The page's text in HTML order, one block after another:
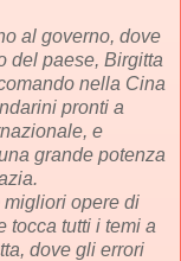
al governo, dove
del paese, Birgitta
nella Cina
pronti a
e
grande potenza
migliori opere di
tocca tutti i temi a
dove gli errori